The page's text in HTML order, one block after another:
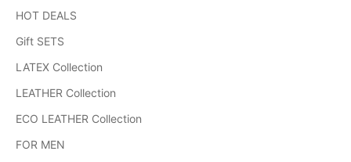
HOT DEALS
Gift SETS
LATEX Collection
LEATHER Collection
ECO LEATHER Collection
FOR MEN